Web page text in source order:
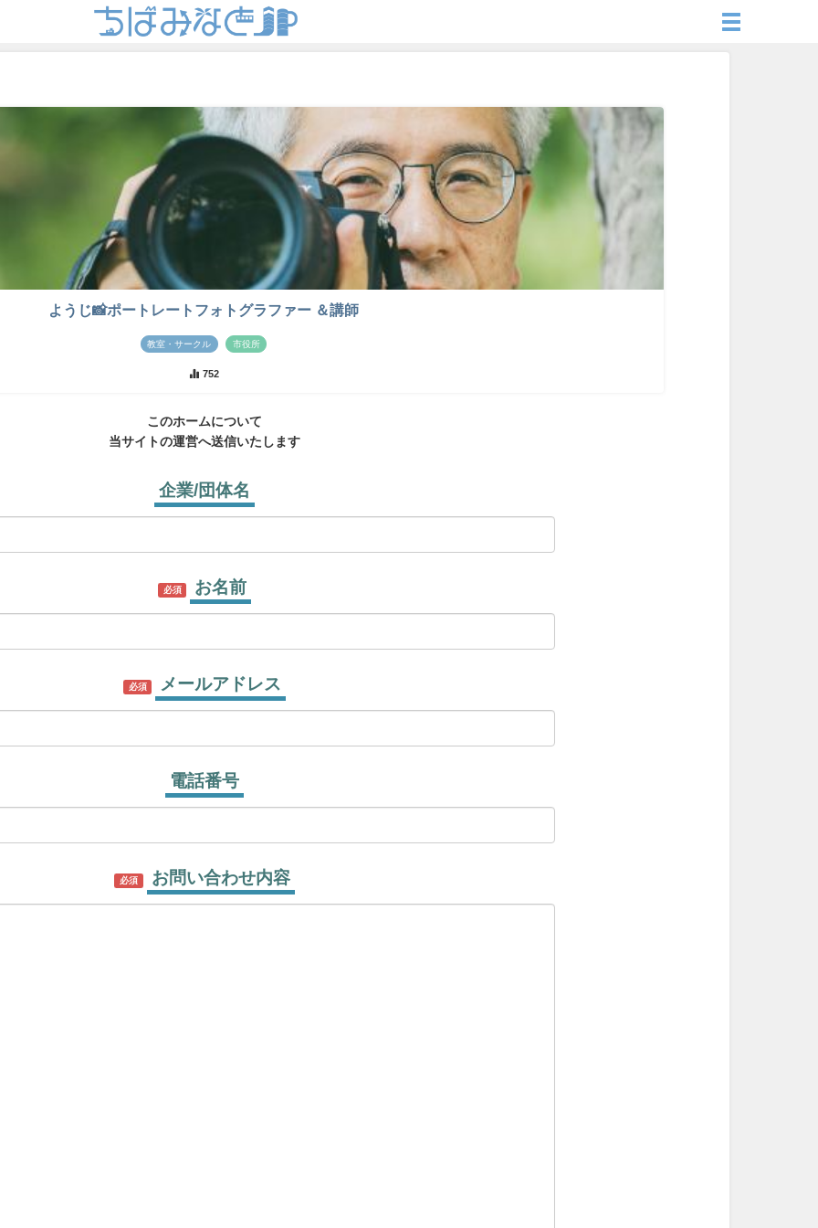
ようじ📸ポートレートフォトグラファー ＆講師
教室・サークル 市役所
752
このホームについて
当サイトの運営へ送信いたします
企業/団体名
必須 お名前
必須 メールアドレス
電話番号
必須 お問い合わせ内容